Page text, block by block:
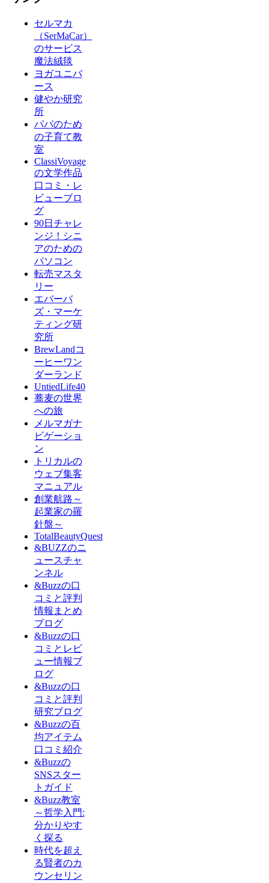
セルマカ
（SerMaCar）
のサービス
魔法絨毯
ヨガユニバ
ース
健やか研究
所
パパのため
の子育て教
室
ClassiVoyage
の文学作品
口コミ・レ
ビューブロ
グ
90日チャレ
ンジ！シニ
アのための
パソコン
転売マスタ
リー
エバーバ
ズ・マーケ
ティング研
究所
BrewLandコ
ーヒーワン
ダーランド
UntiedLife40
蕎麦の世界
への旅
メルマガナ
ビゲーショ
ン
トリカルの
ウェブ集客
マニュアル
創業航路～
起業家の羅
針盤～
TotalBeautyQuest
&BUZZのニ
ュースチャ
ンネル
&Buzzの口
コミと評判
情報まとめ
ブログ
&Buzzの口
コミとレビ
ュー情報ブ
ログ
&Buzzの口
コミと評判
研究ブログ
&Buzzの百
均アイテム
口コミ紹介
&Buzzの
SNSスター
トガイド
&Buzz教室
～哲学入門:
分かりやす
く探る
時代を超え
る賢者のカ
ウンセリン